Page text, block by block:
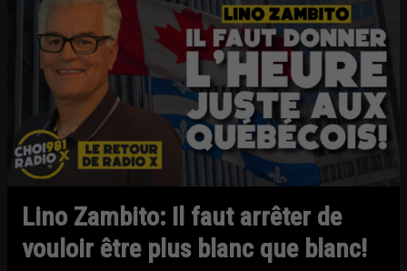
Lino Zambito: Il faut arrêter de
vouloir être plus blanc que blanc!